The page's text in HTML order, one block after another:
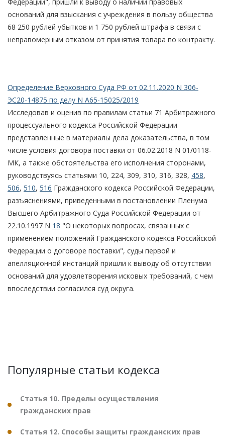
оснований для взыскания с учреждения в пользу общества
68 250 рублей убытков и 1 750 рублей штрафа в связи с
неправомерным отказом от принятия товара по контракту.
Определение Верховного Суда РФ от 02.11.2020 N 306-
ЭС20-14875 по делу N А65-15025/2019
Исследовав и оценив по правилам статьи 71 Арбитражного
процессуального кодекса Российской Федерации
представленные в материалы дела доказательства, в том
числе условия договора поставки от 06.02.2018 N 01/0118-
МК, а также обстоятельства его исполнения сторонами,
руководствуясь статьями 10, 224, 309, 310, 316, 328, 458,
506, 510, 516 Гражданского кодекса Российской Федерации,
разъяснениями, приведенными в постановлении Пленума
Высшего Арбитражного Суда Российской Федерации от
22.10.1997 N 18 "О некоторых вопросах, связанных с
применением положений Гражданского кодекса Российской
Федерации о договоре поставки", суды первой и
апелляционной инстанций пришли к выводу об отсутствии
оснований для удовлетворения исковых требований, с чем
впоследствии согласился суд округа.
Популярные статьи кодекса
Статья 10. Пределы осуществления
гражданских прав
Статья 12. Способы защиты гражданских прав